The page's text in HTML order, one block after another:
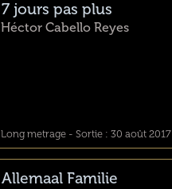
7 jours pas plus
Héctor Cabello Reyes
Long metrage - Sortie : 30 août 2017
Allemaal Familie